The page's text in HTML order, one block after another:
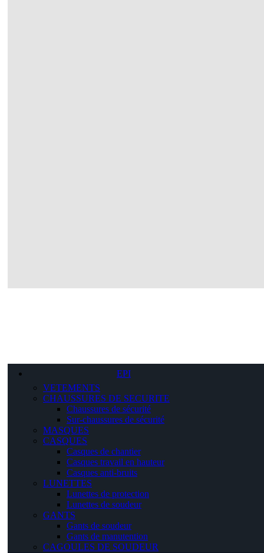
EPI
VETEMENTS
CHAUSSURES DE SECURITE
Chaussures de sécurité
Sur-chaussures de sécurité
MASQUES
CASQUES
Casques de chantier
Casques travail en hauteur
Casques anti-bruits
LUNETTES
Lunettes de protection
Lunettes de soudeur
GANTS
Gants de soudeur
Gants de manutention
CAGOULES DE SOUDEUR